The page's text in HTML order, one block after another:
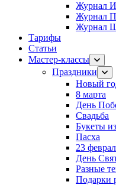
Журнал
Журнал
Журнал
Тарифы
Статьи
Мастер-классы
Праздники
Новый
8 марта
День
Свадьба
Букеты
Пасха
23
День
Разные
Подарки